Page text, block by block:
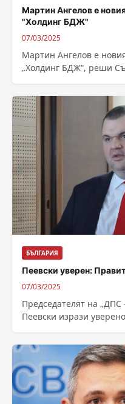
Мартин Ангелов е
"Холдинг БДЖ"
07/03/2025
Мартин Ангелов е
„Холдинг БДЖ“, реши
БЪЛГАРИЯ
Пеевски уверен:
07/03/2025
Председателят на
Пеевски изрази